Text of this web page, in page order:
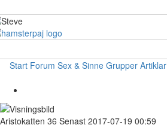
Start Forum Sex & Sinne Grupper Artiklar
Aristokatten 36 Senast 2017-07-19 00:59